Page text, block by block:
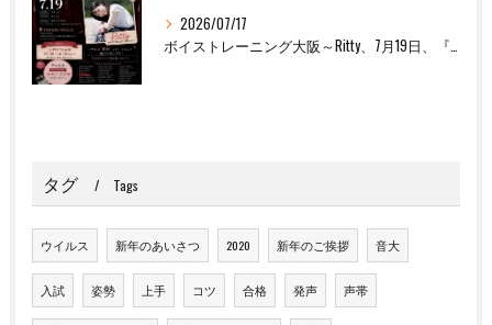
2026/07/17
ボイストレーニング大阪～Ritty、7月19日、『THE RUNWAY OSAKA Vol.8』出演します！
タグ Tags
ウイルス 新年のあいさつ 2020 新年のご挨拶 音大
入試 姿勢 上手 コツ 合格 発声 声帯